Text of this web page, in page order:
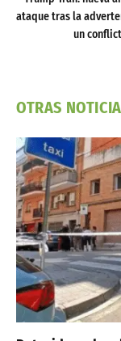
ataque tras la
un
OTRAS